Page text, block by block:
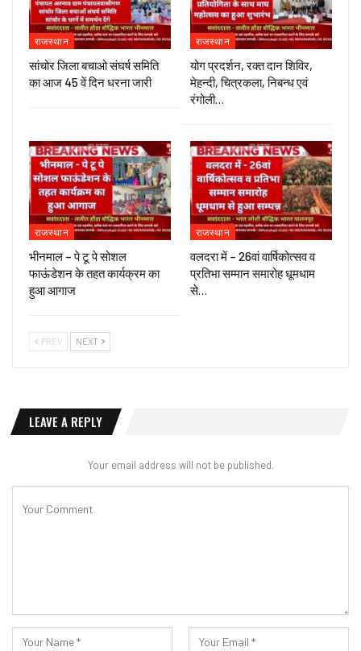
राजस्थान
सांचोर जिला बचाओ संघर्ष समिति
का आज 45 वें दिन धरना जारी
राजस्थान
योग प्रदर्शन, रक्त दान शिविर,
मेहन्दी, चित्रकला, निबन्ध एवं
रंगोली…
राजस्थान
भीनमाल – पे टू पे सोशल
फाऊंडेशन के तहत कार्यक्रम का
हुआ आगाज
राजस्थान
वलदरा में – 26वां वार्षिकोत्सव व
प्रतिभा सम्मान समारोह धूमधाम
से…
PREV NEXT
LEAVE A REPLY
Your email address will not be published.